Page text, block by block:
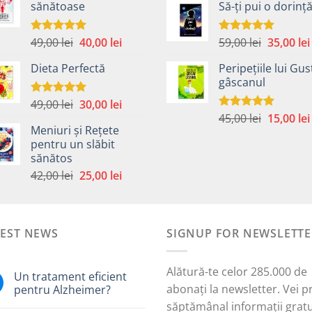
fost:
59,00 lei.
sănătoase
Evaluat la
49,00lei Prețul
a
fost:
49,00 lei.
40,00 leiPrețul
Dieta Perfectă
Evaluat la
49,00lei Prețul
a
fost:
30,00 leiPrețul
Meniuri și Rețete
pentru un slăbit
sănătos
42,00lei Prețul
25,00 leiPrețul
a
fost:
45,00 lei.
Să-ți pui o dorință
Evaluat la
59,00lei Prețul
a
59,00 lei.
35,00 lei
Peripețiile lui
gâscanul
Evaluat la
45,00lei Prețul
15,00 lei
NEWS
Un tratament eficient
pentru Alzheimer?
SIGNUP FOR
Alătură-te celor 285.000 de
abonați la newsletter. Vei
săptămânal informații